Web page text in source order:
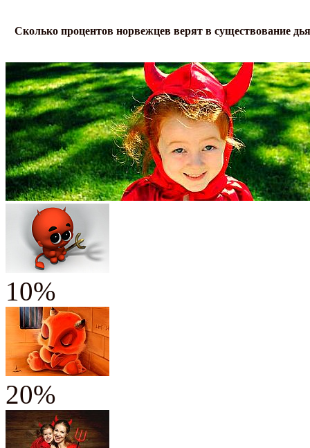
Сколько процентов норвежцев верят в существование
10%
20%